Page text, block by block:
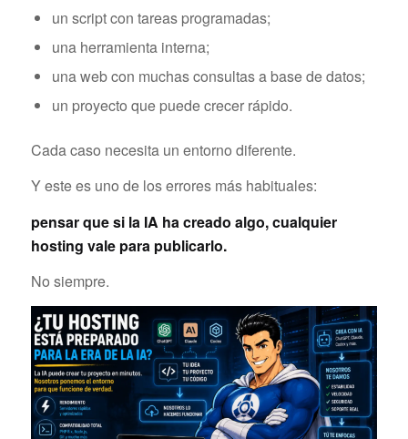
un script con tareas programadas;
una herramienta interna;
una web con muchas consultas a base de datos;
un proyecto que puede crecer rápido.
Cada caso necesita un entorno diferente.
Y este es uno de los errores más habituales:
pensar que si la IA ha creado algo, cualquier
hosting vale para publicarlo.
No siempre.